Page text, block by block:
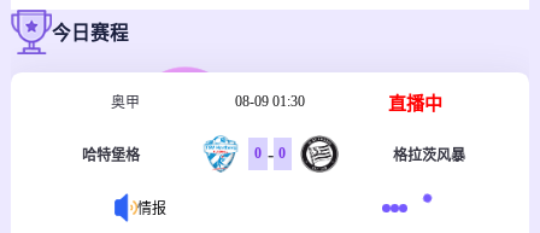
今日赛程
奥甲 08-09 01:30 直播中
哈特堡格 0 - 0 格拉茨风暴
情报